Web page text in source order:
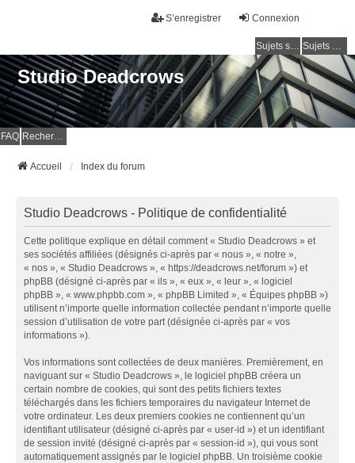
Connexion
S’enregistrer
Sujets sans réponse Sujets actifs
Studio Deadcrows
FAQ Rechercher
Accueil Index du forum
Studio Deadcrows - Politique de confidentialité
Cette politique explique en détail comment « Studio Deadcrows » et
ses sociétés affiliées (désignés ci-après par « nous », « notre »,
« nos », « Studio Deadcrows », « https://deadcrows.net/forum ») et
phpBB (désigné ci-après par « ils », « eux », « leur », « logiciel
phpBB », « www.phpbb.com », « phpBB Limited », « Équipes phpBB »)
utilisent n’importe quelle information collectée pendant n’importe quelle
session d’utilisation de votre part (désignée ci-après par « vos
informations »).
Vos informations sont collectées de deux manières. Premièrement, en
naviguant sur « Studio Deadcrows », le logiciel phpBB créera un
certain nombre de cookies, qui sont des petits fichiers textes
téléchargés dans les fichiers temporaires du navigateur Internet de
votre ordinateur. Les deux premiers cookies ne contiennent qu’un
identifiant utilisateur (désigné ci-après par « user-id ») et un identifiant
de session invité (désigné ci-après par « session-id »), qui vous sont
automatiquement assignés par le logiciel phpBB. Un troisième cookie